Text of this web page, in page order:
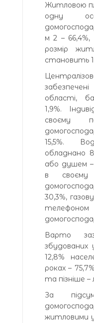
Житловою
одну
м 2 –
розмір
становить
області,
1,9%.
своєму
15,5%.
обладнано
або душем –
в своєму
30,3%,
Варто
збудованих
12,8%
роках –
та пізніше –
За
житловими